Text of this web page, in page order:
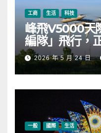
工商 生活 科技
峰飛V5000天
編隊」飛行，
段2026 年 5 月 24 日
一般 國際 生活